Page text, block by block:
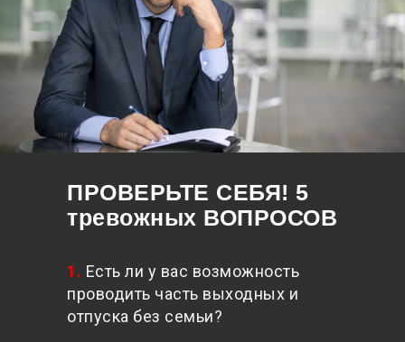
1. Есть ли у вас возможность
проводить часть выходных и
отпуска без семьи?
ПРОВЕРЬТЕ СЕБЯ! 5
тревожных ВОПРОСОВ